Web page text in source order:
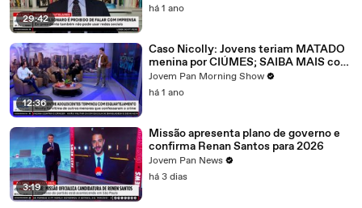
29:42
há 1 ano
12:36
Caso Nicolly: Jovens teriam MATADO
menina por CIÚMES; SAIBA MAIS com
Carla Albuquerque
Jovem Pan Morning Show
há 1 ano
3:19
Missão apresenta plano de governo e
confirma Renan Santos para 2026
Jovem Pan News
há 3 dias